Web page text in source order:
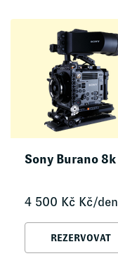
Sony Burano 8k
4 500 Kč Kč/den
REZERVOVAT